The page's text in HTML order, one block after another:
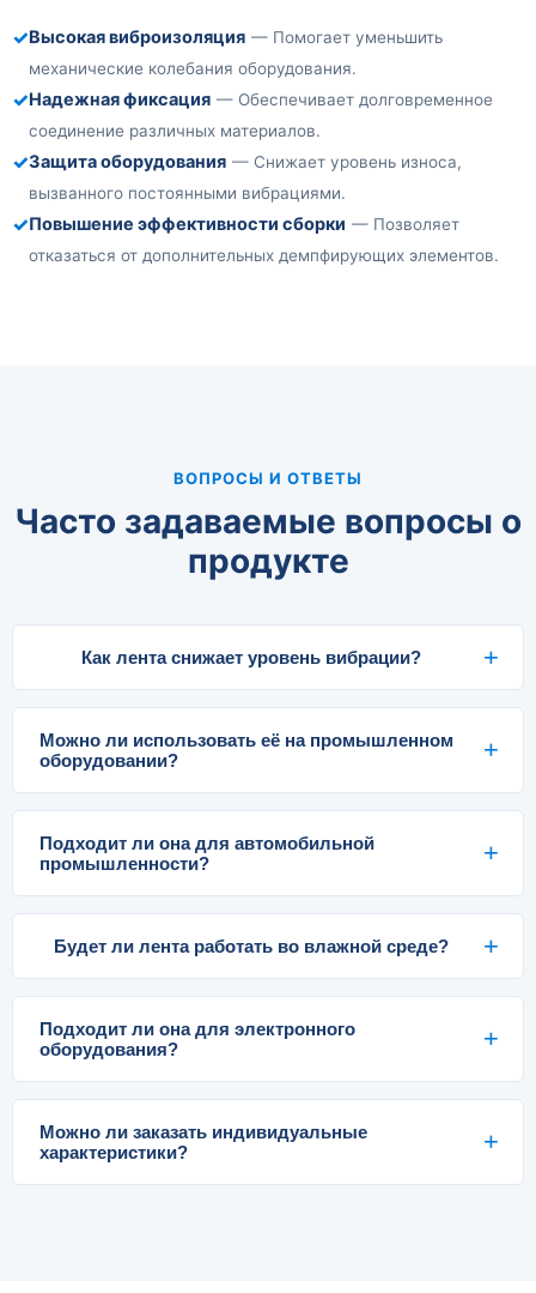
✓Высокая виброизоляция — Помогает уменьшить
механические колебания оборудования.
✓Надежная фиксация — Обеспечивает долговременное
соединение различных материалов.
✓Защита оборудования — Снижает уровень износа,
вызванного постоянными вибрациями.
✓Повышение эффективности сборки — Позволяет
отказаться от дополнительных демпфирующих элементов.
ВОПРОСЫ И ОТВЕТЫ
Часто задаваемые вопросы о
продукте
Как лента снижает уровень вибрации?
Можно ли использовать её на промышленном
оборудовании?
Подходит ли она для автомобильной
промышленности?
Будет ли лента работать во влажной среде?
Подходит ли она для электронного
оборудования?
Можно ли заказать индивидуальные
характеристики?